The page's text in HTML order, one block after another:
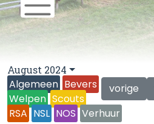
August 2024
vorige
Algemeen Bevers
Welpen Scouts
RSA NSL NOS Verhuur